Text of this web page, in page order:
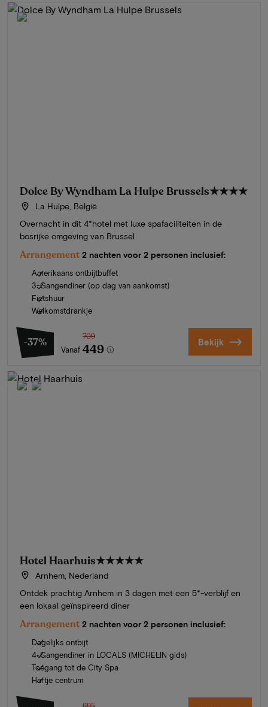
Dolce By Wyndham La Hulpe Brussels★★★★
La Hulpe, België
Overnacht in dit 4*hotel met luxe spafaciliteiten in de
bosrijke omgeving van Brussel
Arrangement 2 nachten voor 2 personen inclusief:
Amerikaans ontbijtbuffet
3-Gangendiner (op dag van aankomst)
Fietshuur
Welkomstdrankje
-37%
Vanaf
709
449 Bekijk
Hotel Haarhuis★★★★★
Arnhem, Nederland
Ontdek prachtig Arnhem in 3 dagen met een 5*-verblijf en
een lokaal geïnspireerd diner
Arrangement 2 nachten voor 2 personen inclusief:
Dagelijks ontbijt
4-Gangendiner in LOCALS (MICHELIN gids)
Toegang tot de City Spa
Hartje centrum